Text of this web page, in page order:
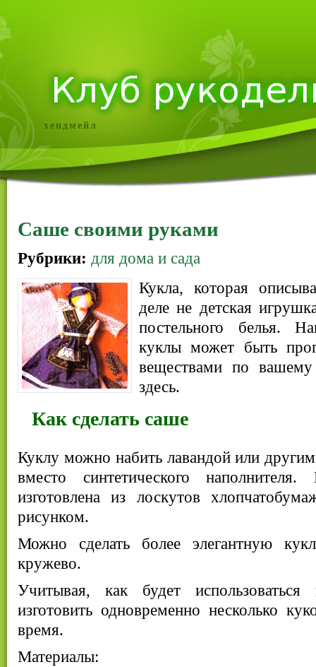
хендмейл
Саше своими руками
Рубрики: для дома и сада
Кукла, которая
деле не детская
постельного белья.
куклы может быть
веществами по
здесь.
Как сделать саше
Куклу можно набить лавандой или
вместо синтетического наполнителя.
изготовлена из лоскутов
рисунком.
Можно сделать более элегантную
кружево.
Учитывая, как будет использоваться
изготовить одновременно несколько
время.
Материалы: